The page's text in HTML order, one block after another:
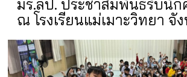
มร.ลป. ประชาสัมพันธ์รับนัก
ณ โรงเรียนแม่เมาะวิทยา จั